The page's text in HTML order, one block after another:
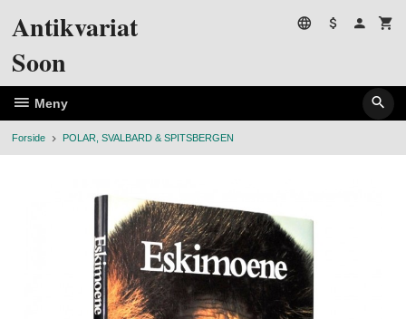
Antikvariat
Soon
Meny
Forside POLAR, SVALBARD & SPITSBERGEN